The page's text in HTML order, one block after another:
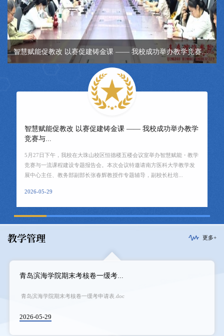
智慧赋能促教改 以赛促建铸金课 —— 我校成功举办教学竞赛与...
智慧赋能促教改 以赛促建铸金课 —— 我校成功举办教学
竞赛与...
5月27日下午，我校在大珠山校区恒德楼五楼会议室举办智慧赋能・教学
竞赛与一流课程建设专题报告会。本次会议特邀请南方医科大学教学发
展中心主任、教务部副部长张春辉教授作专题辅导，副校长杜培...
2026-05-29
教学管理 更多+
青岛滨海学院期末考核卷一缓考...
青岛滨海学院期末考核卷一缓考申请表.doc
2026-05-29